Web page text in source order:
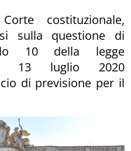
costituzionale,
sulla questione di
10 della legge
13 luglio 2020
di previsione per il